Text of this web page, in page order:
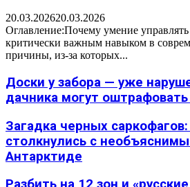
20.03.202620.03.2026
Оглавление:Почему умение
критически важным навыком в
причины, из-за которых...
Доски у забора — уже
дачника могут оштрафовать
Загадка черных
столкнулись с
Антарктиде